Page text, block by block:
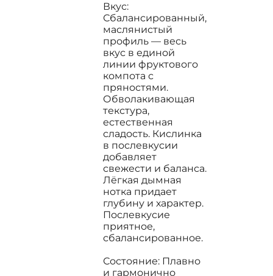
Вкус:
Сбалансированный,
маслянистый
профиль — весь
вкус в единой
линии фруктового
компота с
пряностями.
Обволакивающая
текстура,
естественная
сладость. Кислинка
в послевкусии
добавляет
свежести и баланса.
Лёгкая дымная
нотка придает
глубину и характер.
Послевкусие
приятное,
сбалансированное.
Состояние: Плавно
и гармонично